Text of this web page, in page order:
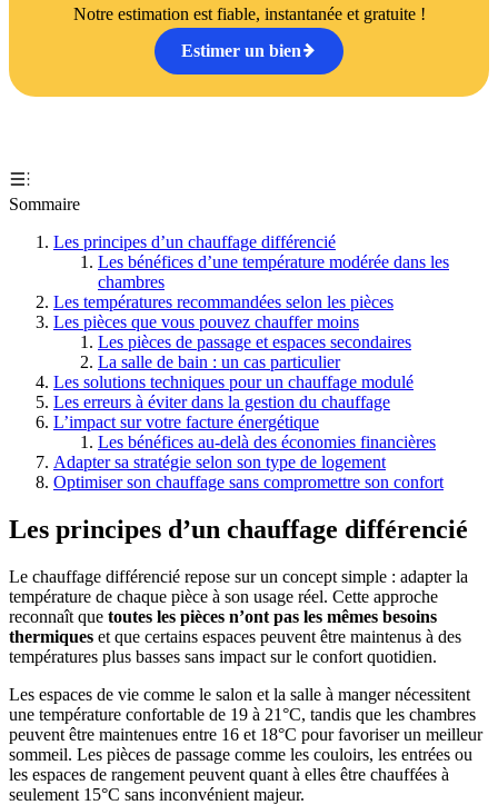
Notre estimation est fiable, instantanée et gratuite !
Estimer un bien
Sommaire
Les principes d’un chauffage différencié
Les bénéfices d’une température modérée dans les
chambres
Les températures recommandées selon les pièces
Les pièces que vous pouvez chauffer moins
Les pièces de passage et espaces secondaires
La salle de bain : un cas particulier
Les solutions techniques pour un chauffage modulé
Les erreurs à éviter dans la gestion du chauffage
L’impact sur votre facture énergétique
Les bénéfices au-delà des économies financières
Adapter sa stratégie selon son type de logement
Optimiser son chauffage sans compromettre son confort
Les principes d’un chauffage différencié
Le chauffage différencié repose sur un concept simple : adapter la
température de chaque pièce à son usage réel. Cette approche
reconnaît que toutes les pièces n’ont pas les mêmes besoins
thermiques et que certains espaces peuvent être maintenus à des
températures plus basses sans impact sur le confort quotidien.
Les espaces de vie comme le salon et la salle à manger nécessitent
une température confortable de 19 à 21°C, tandis que les chambres
peuvent être maintenues entre 16 et 18°C pour favoriser un meilleur
sommeil. Les pièces de passage comme les couloirs, les entrées ou
les espaces de rangement peuvent quant à elles être chauffées à
seulement 15°C sans inconvénient majeur.